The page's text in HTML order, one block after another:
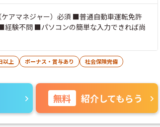
アマネジャー）必須 ■普通自動車運転免許
■経験不問 ■パソコンの簡単な入力できれば尚
以上 ボーナス・賞与あり
社会保険完備
無料 紹介してもらう